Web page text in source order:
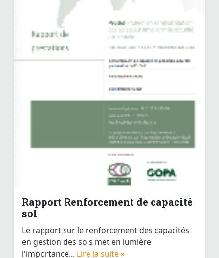
Rapport Renforcement de capacité
sol
Le rapport sur le renforcement des capacités
en gestion des sols met en lumière
l'importance... Lire la suite »